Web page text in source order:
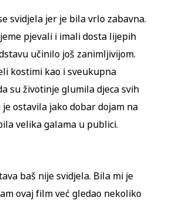
svidjela jer je bila vrlo zabavna.
pjevali i imali dosta lijepih
učinilo još zanimljivijom.
kostimi kao i sveukupna
su životinje glumila djeca svih
ostavila jako dobar dojam na
velika galama u publici.
baš nije svidjela. Bila mi je
ovaj film već gledao nekoliko